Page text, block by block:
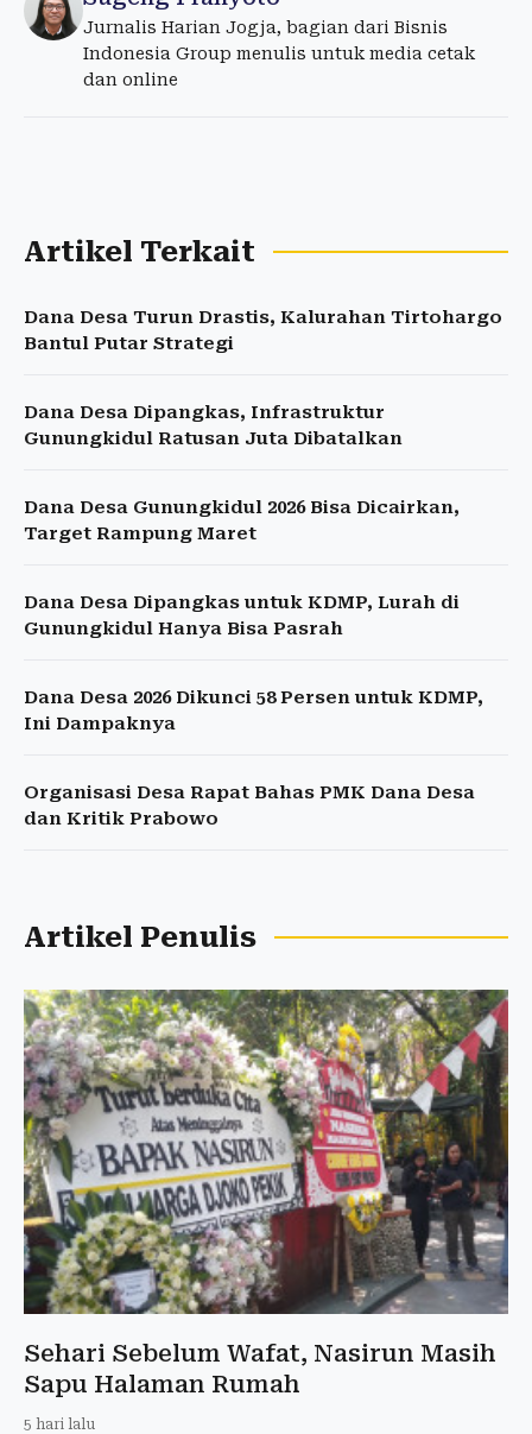
Jurnalis Harian Jogja, bagian dari Bisnis
Indonesia Group menulis untuk media cetak
dan online
Artikel Terkait
Dana Desa Turun Drastis, Kalurahan Tirtohargo
Bantul Putar Strategi
Dana Desa Dipangkas, Infrastruktur
Gunungkidul Ratusan Juta Dibatalkan
Dana Desa Gunungkidul 2026 Bisa Dicairkan,
Target Rampung Maret
Dana Desa Dipangkas untuk KDMP, Lurah di
Gunungkidul Hanya Bisa Pasrah
Dana Desa 2026 Dikunci 58 Persen untuk KDMP,
Ini Dampaknya
Organisasi Desa Rapat Bahas PMK Dana Desa
dan Kritik Prabowo
Artikel Penulis
Sehari Sebelum Wafat, Nasirun Masih
Sapu Halaman Rumah
5 hari lalu